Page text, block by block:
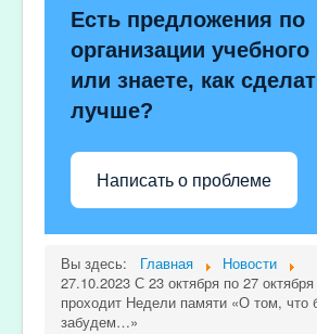
Есть предложения по
организации
или знаете, как
лучше?
Написать о проблеме
Вы здесь: Главная
Новости
27.10.2023 С 23 октября по 27
проходит Недели памяти «О том, что
забудем…»